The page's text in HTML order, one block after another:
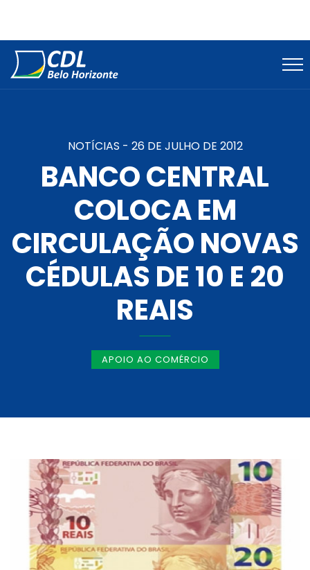
NOTÍCIAS - 26 DE JULHO DE 2012
BANCO CENTRAL
COLOCA EM
CIRCULAÇÃO NOVAS
CÉDULAS DE 10 E 20
REAIS
APOIO AO COMÉRCIO